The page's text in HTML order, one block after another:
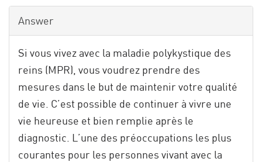
Answer
Si vous vivez avec la maladie polykystique des
reins (MPR), vous voudrez prendre des
mesures dans le but de maintenir votre qualité
de vie. C’est possible de continuer à vivre une
vie heureuse et bien remplie après le
diagnostic. L’une des préoccupations les plus
courantes pour les personnes vivant avec la